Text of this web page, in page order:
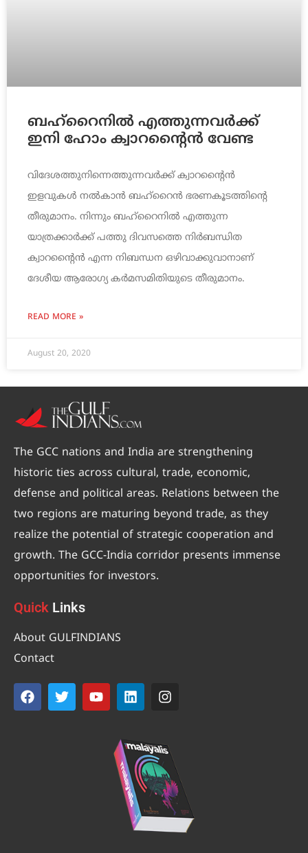
ബഹ്‌റൈനില്‍ എത്തുന്നവര്‍ക്ക്
ഇനി ഹോം ക്വാറന്റൈന്‍ വേണ്ട
വിദേശത്തുനിന്നെത്തുന്നവര്‍ക്ക് ക്വാറന്റൈന്‍
ഇളവുകള്‍ നല്‍കാന്‍ ബഹ്‌റൈന്‍ ഭരണകൂടത്തിന്റെ
തീരുമാനം. നിന്നും ബഹ്‌റൈനില്‍ എത്തുന്ന
യാത്രക്കാര്‍ക്ക് പത്തു ദിവസത്തെ നിര്‍ബന്ധിത
ക്വാറന്റൈന്‍ എന്ന നിബന്ധന ഒഴിവാക്കുവാനാണ്
ദേശീയ ആരോഗ്യ കര്‍മസമിതിയുടെ തീരുമാനം.
READ MORE »
August 20, 2020
The GCC nations and India are strengthening
historic ties across cultural, trade, economic,
defense and political areas. Relations between the
two regions are maturing beyond trade, as they
realize the potential of strategic cooperation and
growth. The GCC-India corridor presents immense
opportunities for investors.
Quick Links
About GULFINDIANS
Contact